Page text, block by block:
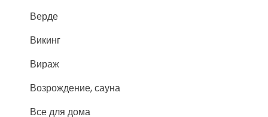
Верде
Викинг
Вираж
Возрождение, сауна
Все для дома